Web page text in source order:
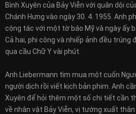
Bình Xuyên của Bảy Viễn với quân dội
Chánh Hưng vào ngày 30. 4. 1955. Anh
cộng tác với một tờ báo Mỹ và ngày ấy
Cả hai, phi công và nhiếp ảnh đều trúng
qua cầu Chữ Y vài phút.
Anh Liebermann tìm mua một cuốn
người dịch rồi viết kịch bản phim. Anh
Xuyên để hỏi thêm một số chi tiết cần
về nhân vật Bảy Viễn, vị tướng xuất